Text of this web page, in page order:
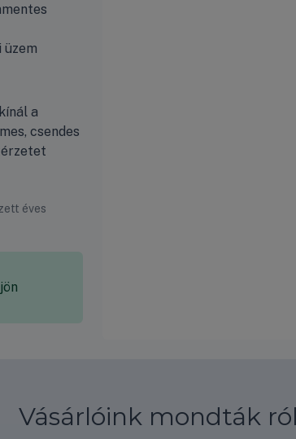
a
csendes
éves
Vásárlóink mondták